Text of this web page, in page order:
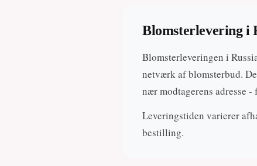
Blomsterlevering i
Blomsterleveringen i
netværk af blomsterbud.
nær modtagerens adresse
Leveringstiden varierer
bestilling.